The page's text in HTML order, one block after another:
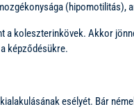
(hipomotilitás),
a koleszterinkövek. Akkor
képződésükre.
esélyét. Bár